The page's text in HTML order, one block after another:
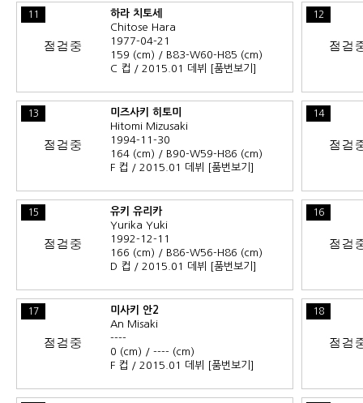
11
하라 치토세
Chitose Hara
1977-04-21
159 (cm) / B83-W60-H85 (cm)
C 컵 / 2015.01 데뷔
[품번보기]
12
13
미즈사키 히토미
Hitomi Mizusaki
1994-11-30
164 (cm) / B90-W59-H86 (cm)
F 컵 / 2015.01 데뷔
[품번보기]
14
15
유키 유리카
Yurika Yuki
1992-12-11
166 (cm) / B86-W56-H86 (cm)
D 컵 / 2015.01 데뷔
[품번보기]
16
17
미사키 안2
An Misaki
----
0 (cm) / ---- (cm)
F 컵 / 2015.01 데뷔
[품번보기]
18